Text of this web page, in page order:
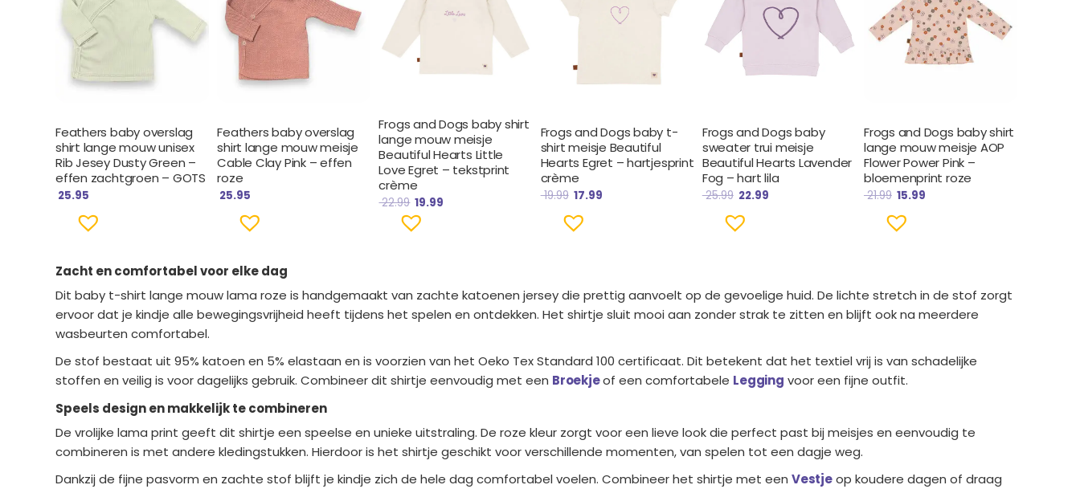
Feathers baby overslag
shirt lange mouw unisex
Rib Jesey Dusty Green –
effen zachtgroen – GOTS
25.95
Feathers baby overslag
shirt lange mouw meisje
Cable Clay Pink – effen
roze
25.95
Frogs and Dogs baby shirt
lange mouw meisje
Beautiful Hearts Little
Love Egret – tekstprint
crème
22.99 19.99
Frogs and Dogs baby t-
shirt meisje Beautiful
Hearts Egret – hartjesprint
crème
19.99 17.99
Frogs and Dogs baby
sweater trui meisje
Beautiful Hearts Lavender
Fog – hart lila
25.99 22.99
Frogs and Dogs baby shirt
lange mouw meisje AOP
Flower Power Pink –
bloemenprint roze
21.99 15.99
Zacht en comfortabel voor elke dag
Dit baby t-shirt lange mouw lama roze is handgemaakt van zachte katoenen jersey die prettig aanvoelt op de gevoelige huid. De lichte stretch in de stof zorgt
ervoor dat je kindje alle bewegingsvrijheid heeft tijdens het spelen en ontdekken. Het shirtje sluit mooi aan zonder strak te zitten en blijft ook na meerdere
wasbeurten comfortabel.
De stof bestaat uit 95% katoen en 5% elastaan en is voorzien van het Oeko Tex Standard 100 certificaat. Dit betekent dat het textiel vrij is van schadelijke
stoffen en veilig is voor dagelijks gebruik. Combineer dit shirtje eenvoudig met een Broekjeof een comfortabele Legging voor een fijne outfit.
Speels design en makkelijk te combineren
De vrolijke lama print geeft dit shirtje een speelse en unieke uitstraling. De roze kleur zorgt voor een lieve look die perfect past bij meisjes en eenvoudig te
combineren is met andere kledingstukken. Hierdoor is het shirtje geschikt voor verschillende momenten, van spelen tot een dagje weg.
Dankzij de fijne pasvorm en zachte stof blijft je kindje zich de hele dag comfortabel voelen. Combineer het shirtje met eenVestjeop koudere dagen of draag